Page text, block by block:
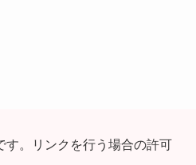
す。リンクを行う場合の許可